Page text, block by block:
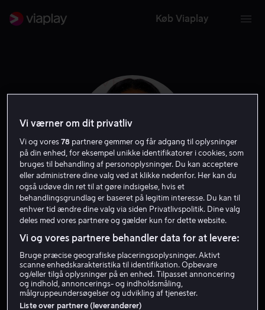
Køb Viaplay
Olivia Washington
Skuespiller Gæst
Vi værner om dit privatliv
Vi og vores78 partnere gemmer og får adgang til oplysninger
på din enhed, for eksempel unikke identifikatorer i cookies, som
bruges til behandling af personoplysninger. Du kan acceptere
eller administrere dine valg ved at klikke nedenfor. Her kan du
også udøve din ret til at gøre indsigelse, hvis et
behandlingsgrundlag er baseret på legitim interesse. Du kan til
enhver tid ændre dine valg via siden Privatlivspolitik. Dine valg
deles med vores partnere og gælder kun for dette website.
Vi og vores partnere behandler data for at levere:
Bruge præcise geografiske placeringsoplysninger. Aktivt
scanne enhedskarakteristika til identifikation. Opbevare
og/eller tilgå oplysninger på en enhed. Tilpasset annoncering
og indhold, annoncerings- og indholdsmåling,
målgruppeundersøgelser og udvikling af tjenester.
Liste over partnere (leverandører)